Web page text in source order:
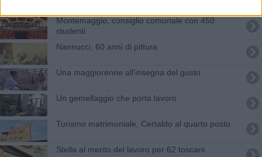
Montemaggio, consiglio comunale con 450
studenti
Nannucci, 60 anni di pittura
Una maggiorenne all'insegna del gusto
Un gemellaggio che porta lavoro
Turismo matrimoniale, Certaldo al quarto posto
Stella al merito del lavoro per 62 toscani